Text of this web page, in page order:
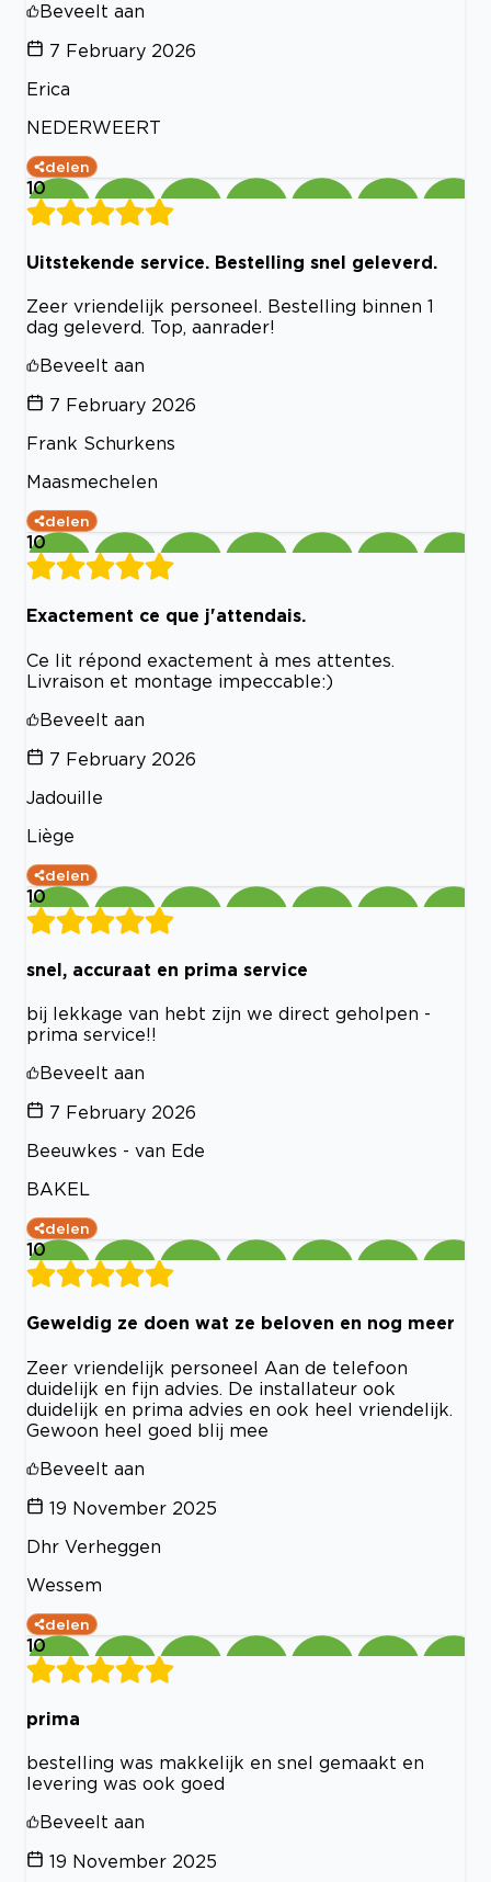
Beveelt aan
7 February 2026
Erica
NEDERWEERT
delen
10
Uitstekende service. Bestelling snel geleverd.
Zeer vriendelijk personeel. Bestelling binnen 1
dag geleverd. Top, aanrader!
Beveelt aan
7 February 2026
Frank Schurkens
Maasmechelen
delen
10
Exactement ce que j'attendais.
Ce lit répond exactement à mes attentes.
Livraison et montage impeccable:)
Beveelt aan
7 February 2026
Jadouille
Liège
delen
10
snel, accuraat en prima service
bij lekkage van hebt zijn we direct geholpen -
prima service!!
Beveelt aan
7 February 2026
Beeuwkes - van Ede
BAKEL
delen
10
Geweldig ze doen wat ze beloven en nog meer
Zeer vriendelijk personeel Aan de telefoon
duidelijk en fijn advies. De installateur ook
duidelijk en prima advies en ook heel vriendelijk.
Gewoon heel goed blij mee
Beveelt aan
19 November 2025
Dhr Verheggen
Wessem
delen
10
prima
bestelling was makkelijk en snel gemaakt en
levering was ook goed
Beveelt aan
19 November 2025